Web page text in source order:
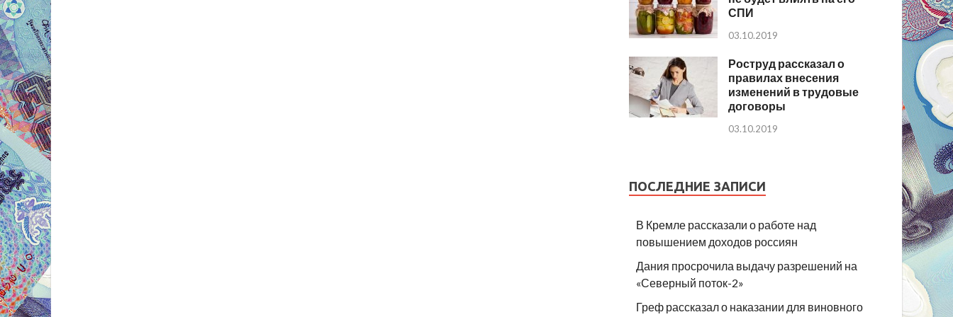
СПИ
03.10.2019
Роструд рассказал о
правилах внесения
изменений в трудовые
договоры
03.10.2019
ПОСЛЕДНИЕ ЗАПИСИ
В Кремле рассказали о работе над
повышением доходов россиян
Дания просрочила выдачу разрешений на
«Северный поток-2»
Греф рассказал о наказании для виновного